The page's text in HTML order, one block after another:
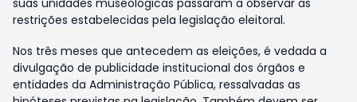
suas unidades museológicas passaram a observar as
restrições estabelecidas pela legislação eleitoral.
Nos três meses que antecedem as eleições, é vedada a
divulgação de publicidade institucional dos órgãos e
entidades da Administração Pública, ressalvadas as